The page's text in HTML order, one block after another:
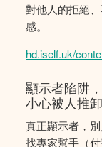
對他人的拒絕
感。
hd.iself.uk/
顯示者陷阱
小心被人推
真正顯示者，
找專家幫手（